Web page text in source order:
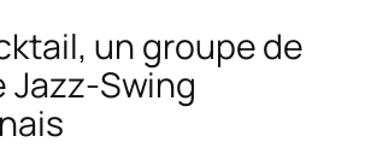
un groupe de
Jazz-Swing